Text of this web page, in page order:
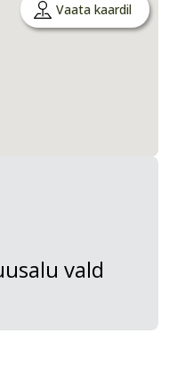
Vaata kaardil
vald